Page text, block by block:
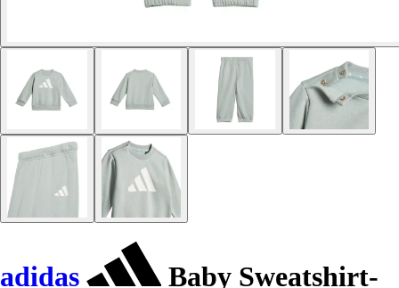
adidas
Baby Sweatshirt-